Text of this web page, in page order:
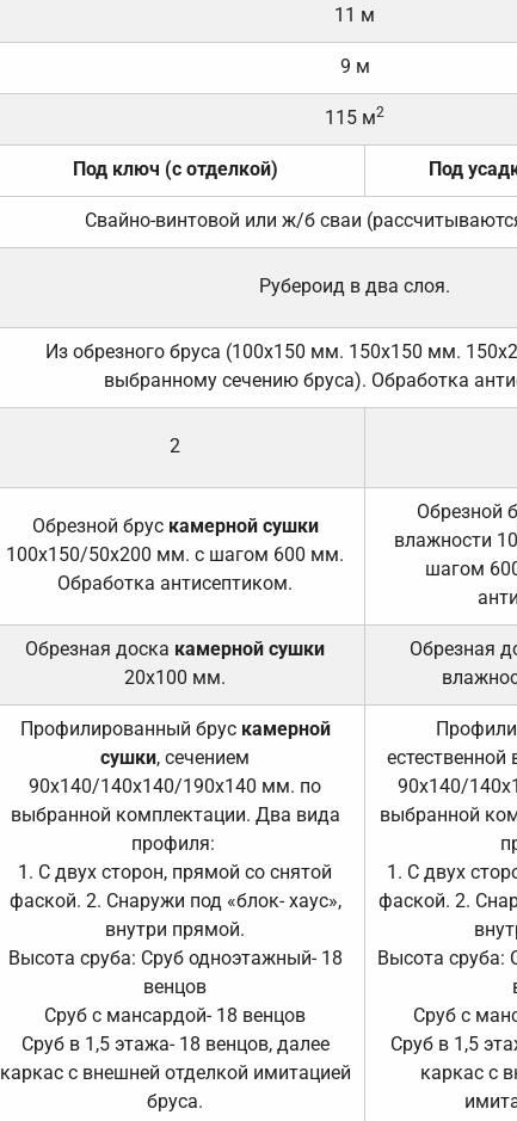
11 м
9 м
115 м2
Под ключ (с отделкой) Под
Свайно-винтовой или ж/б сваи
Рубероид в два слоя.
Из обрезного бруса (100х150 мм. 150х150 мм.
выбранному сечению бруса). Обработка
2
Обрезной брус камерной сушки
100х150/50х200 мм. с шагом 600 мм.
Обработка антисептиком.
Обрезной
влажности
шагом
Обрезная доска камерной сушки
20х100 мм.
Обрезная
Профилированный брус камерной
сушки, сечением
90х140/140х140/190х140 мм. по
выбранной комплектации. Два вида
профиля:
1. С двух сторон, прямой со снятой
фаской. 2. Снаружи под «блок- хаус»,
внутри прямой.
Высота сруба: Сруб одноэтажный- 18
венцов
Сруб с мансардой- 18 венцов
Сруб в 1,5 этажа- 18 венцов, далее
каркас с внешней отделкой имитацией
бруса.
естественной
90х140/
выбранной
1. С двух
фаской. 2.
Высота сруба:
Сруб с
Сруб в 1,5
каркас с